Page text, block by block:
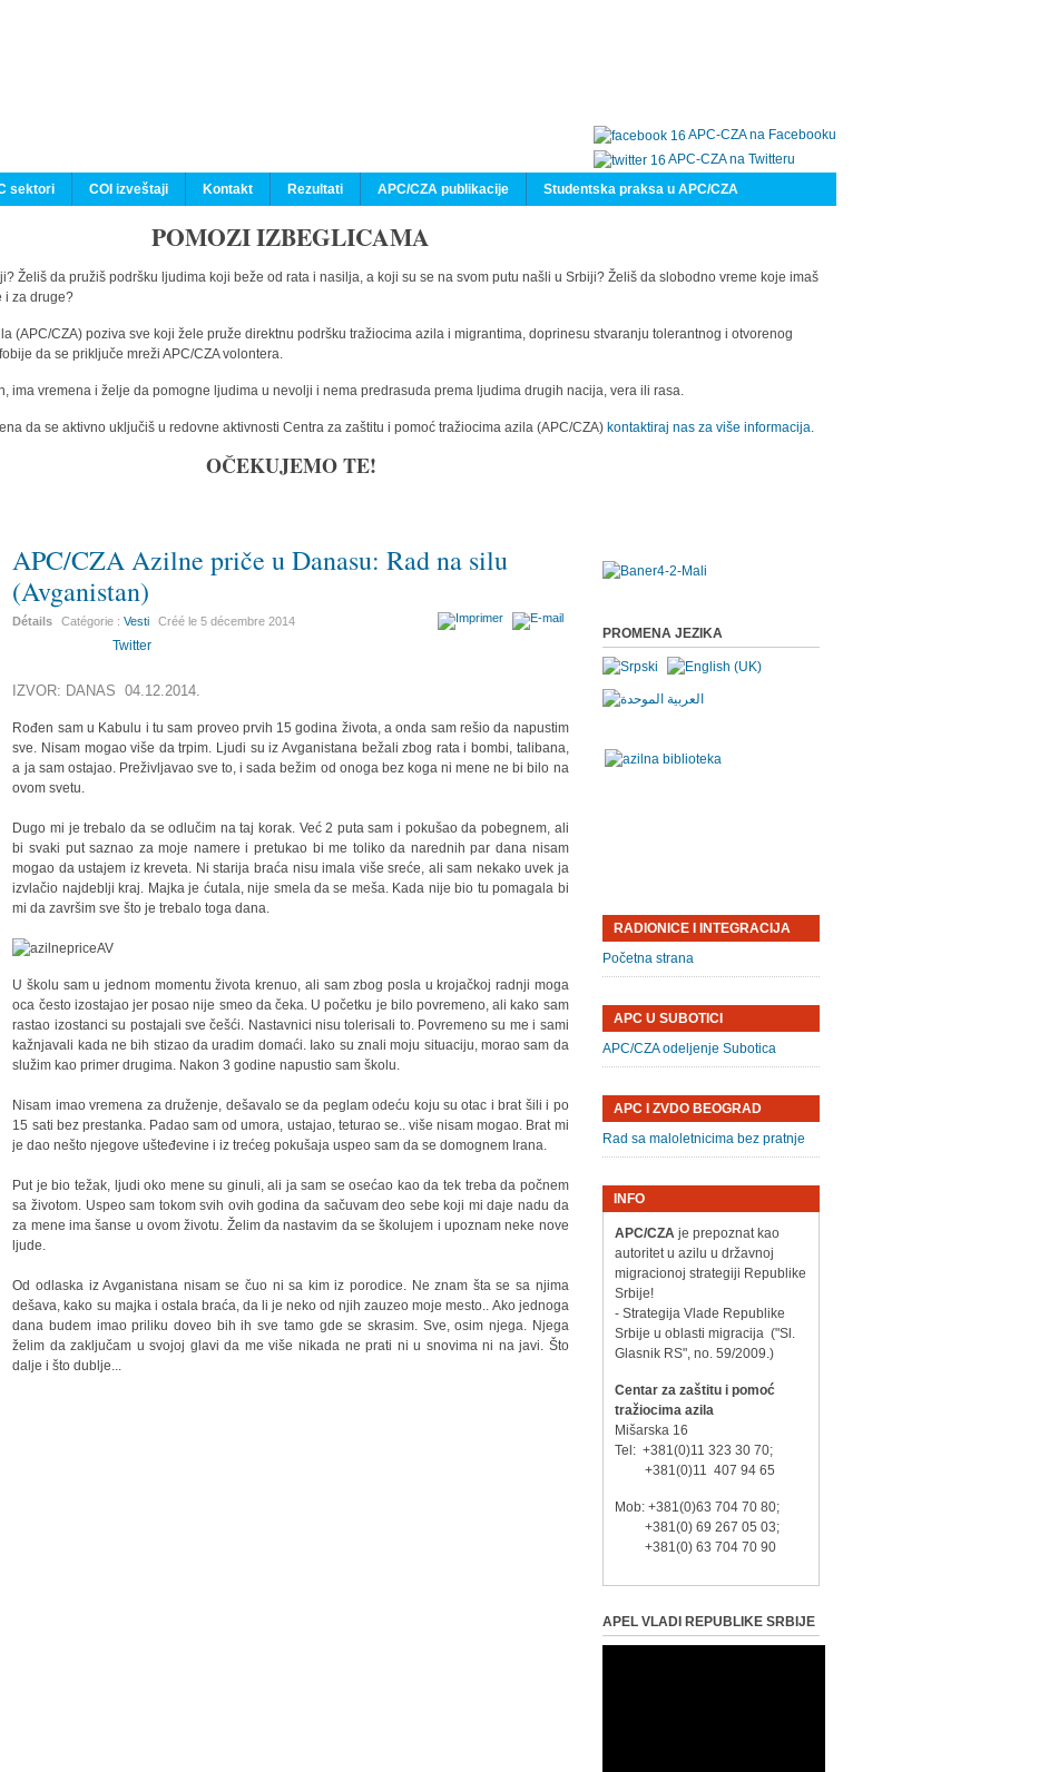
APC-CZA na Facebooku
APC-CZA na Twitteru
sektori COI izveštaji Kontakt Rezultati APC/CZA publikacije Studentska praksa u APC/CZA
POMOZI IZBEGLICAMA
Želiš da pružiš podršku ljudima koji beže od rata i nasilja, a koji su se na svom putu našli u Srbiji? Želiš da slobodno vreme koje imaš
i za druge?
(APC/CZA) poziva sve koji žele pruže direktnu podršku tražiocima azila i migrantima, doprinesu stvaranju tolerantnog i otvorenog
da se priključe mreži APC/CZA volontera.
ima vremena i želje da pomogne ljudima u nevolji i nema predrasuda prema ljudima drugih nacija, vera ili rasa.
da se aktivno uključiš u redovne aktivnosti Centra za zaštitu i pomoć tražiocima azila (APC/CZA) kontaktiraj nas za više informacija.
OČEKUJEMO TE!
APC/CZA Azilne priče u Danasu: Rad na silu
(Avganistan)
Détails Catégorie :Vesti Créé le5 décembre 2014
Twitter
IZVOR: DANAS 04.12.2014.
Rođen sam u Kabulu i tu sam proveo prvih 15 godina života, a onda sam rešio da napustim
sve. Nisam mogao više da trpim. Ljudi su iz Avganistana bežali zbog rata i bombi, talibana,
a ja sam ostajao. Preživljavao sve to, i sada bežim od onoga bez koga ni mene ne bi bilo na
ovom svetu.
Dugo mi je trebalo da se odlučim na taj korak. Već 2 puta sam i pokušao da pobegnem, ali
bi svaki put saznao za moje namere i pretukao bi me toliko da narednih par dana nisam
mogao da ustajem iz kreveta. Ni starija braća nisu imala više sreće, ali sam nekako uvek ja
izvlačio najdeblji kraj. Majka je ćutala, nije smela da se meša. Kada nije bio tu pomagala bi
mi da završim sve što je trebalo toga dana.
U školu sam u jednom momentu života krenuo, ali sam zbog posla u krojačkoj radnji moga
oca često izostajao jer posao nije smeo da čeka. U početku je bilo povremeno, ali kako sam
rastao izostanci su postajali sve češći. Nastavnici nisu tolerisali to. Povremeno su me i sami
kažnjavali kada ne bih stizao da uradim domaći. Iako su znali moju situaciju, morao sam da
služim kao primer drugima. Nakon 3 godine napustio sam školu.
Nisam imao vremena za druženje, dešavalo se da peglam odeću koju su otac i brat šili i po
15 sati bez prestanka. Padao sam od umora, ustajao, teturao se.. više nisam mogao. Brat mi
je dao nešto njegove ušteđevine i iz trećeg pokušaja uspeo sam da se domognem Irana.
Put je bio težak, ljudi oko mene su ginuli, ali ja sam se osećao kao da tek treba da počnem
sa životom. Uspeo sam tokom svih ovih godina da sačuvam deo sebe koji mi daje nadu da
za mene ima šanse u ovom životu. Želim da nastavim da se školujem i upoznam neke nove
ljude.
Od odlaska iz Avganistana nisam se čuo ni sa kim iz porodice. Ne znam šta se sa njima
dešava, kako su majka i ostala braća, da li je neko od njih zauzeo moje mesto.. Ako jednoga
dana budem imao priliku doveo bih ih sve tamo gde se skrasim. Sve, osim njega. Njega
želim da zaključam u svojoj glavi da me više nikada ne prati ni u snovima ni na javi. Što
dalje i što dublje...
PROMENA JEZIKA
RADIONICE I INTEGRACIJA
Početna strana
APC U SUBOTICI
APC/CZA odeljenje Subotica
APC I ZVDO BEOGRAD
Rad sa maloletnicima bez pratnje
INFO
APC/CZAje prepoznat kao
autoritet u azilu u državnoj
migracionoj strategiji Republike
Srbije!
- Strategija Vlade Republike
Srbije u oblasti migracija ("Sl.
Glasnik RS", no. 59/2009.)
Centar za zaštitu i pomoć
tražiocima azila
Mišarska 16
Tel: +381(0)11 323 30 70;
+381(0)11 407 94 65
Mob: +381(0)63 704 70 80;
+381(0) 69 267 05 03;
+381(0) 63 704 70 90
APEL VLADI REPUBLIKE SRBIJE